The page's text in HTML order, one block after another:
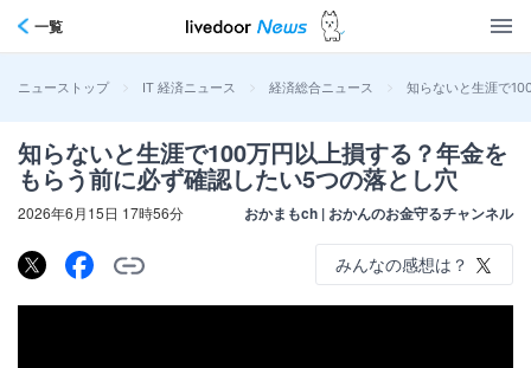
一覧
ニューストップ > IT 経済ニュース > 経済総合ニュース > 知らないと生涯で
知らないと生涯で100万円以上損する？年金を
もらう前に必ず確認したい5つの落とし穴
2026年6月15日 17時56分 おかまもch | おかんのお金守るチャンネル
みんなの感想は？